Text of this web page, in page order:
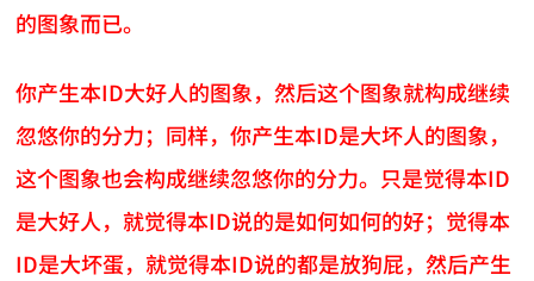
的图象而已。
你产生本ID大好人的图象，然后这个图象就构成继续
忽悠你的分力；同样，你产生本ID是大坏人的图象，
这个图象也会构成继续忽悠你的分力。只是觉得本ID
是大好人，就觉得本ID说的是如何如何的好；觉得本
ID是大坏蛋，就觉得本ID说的都是放狗屁，然后产生